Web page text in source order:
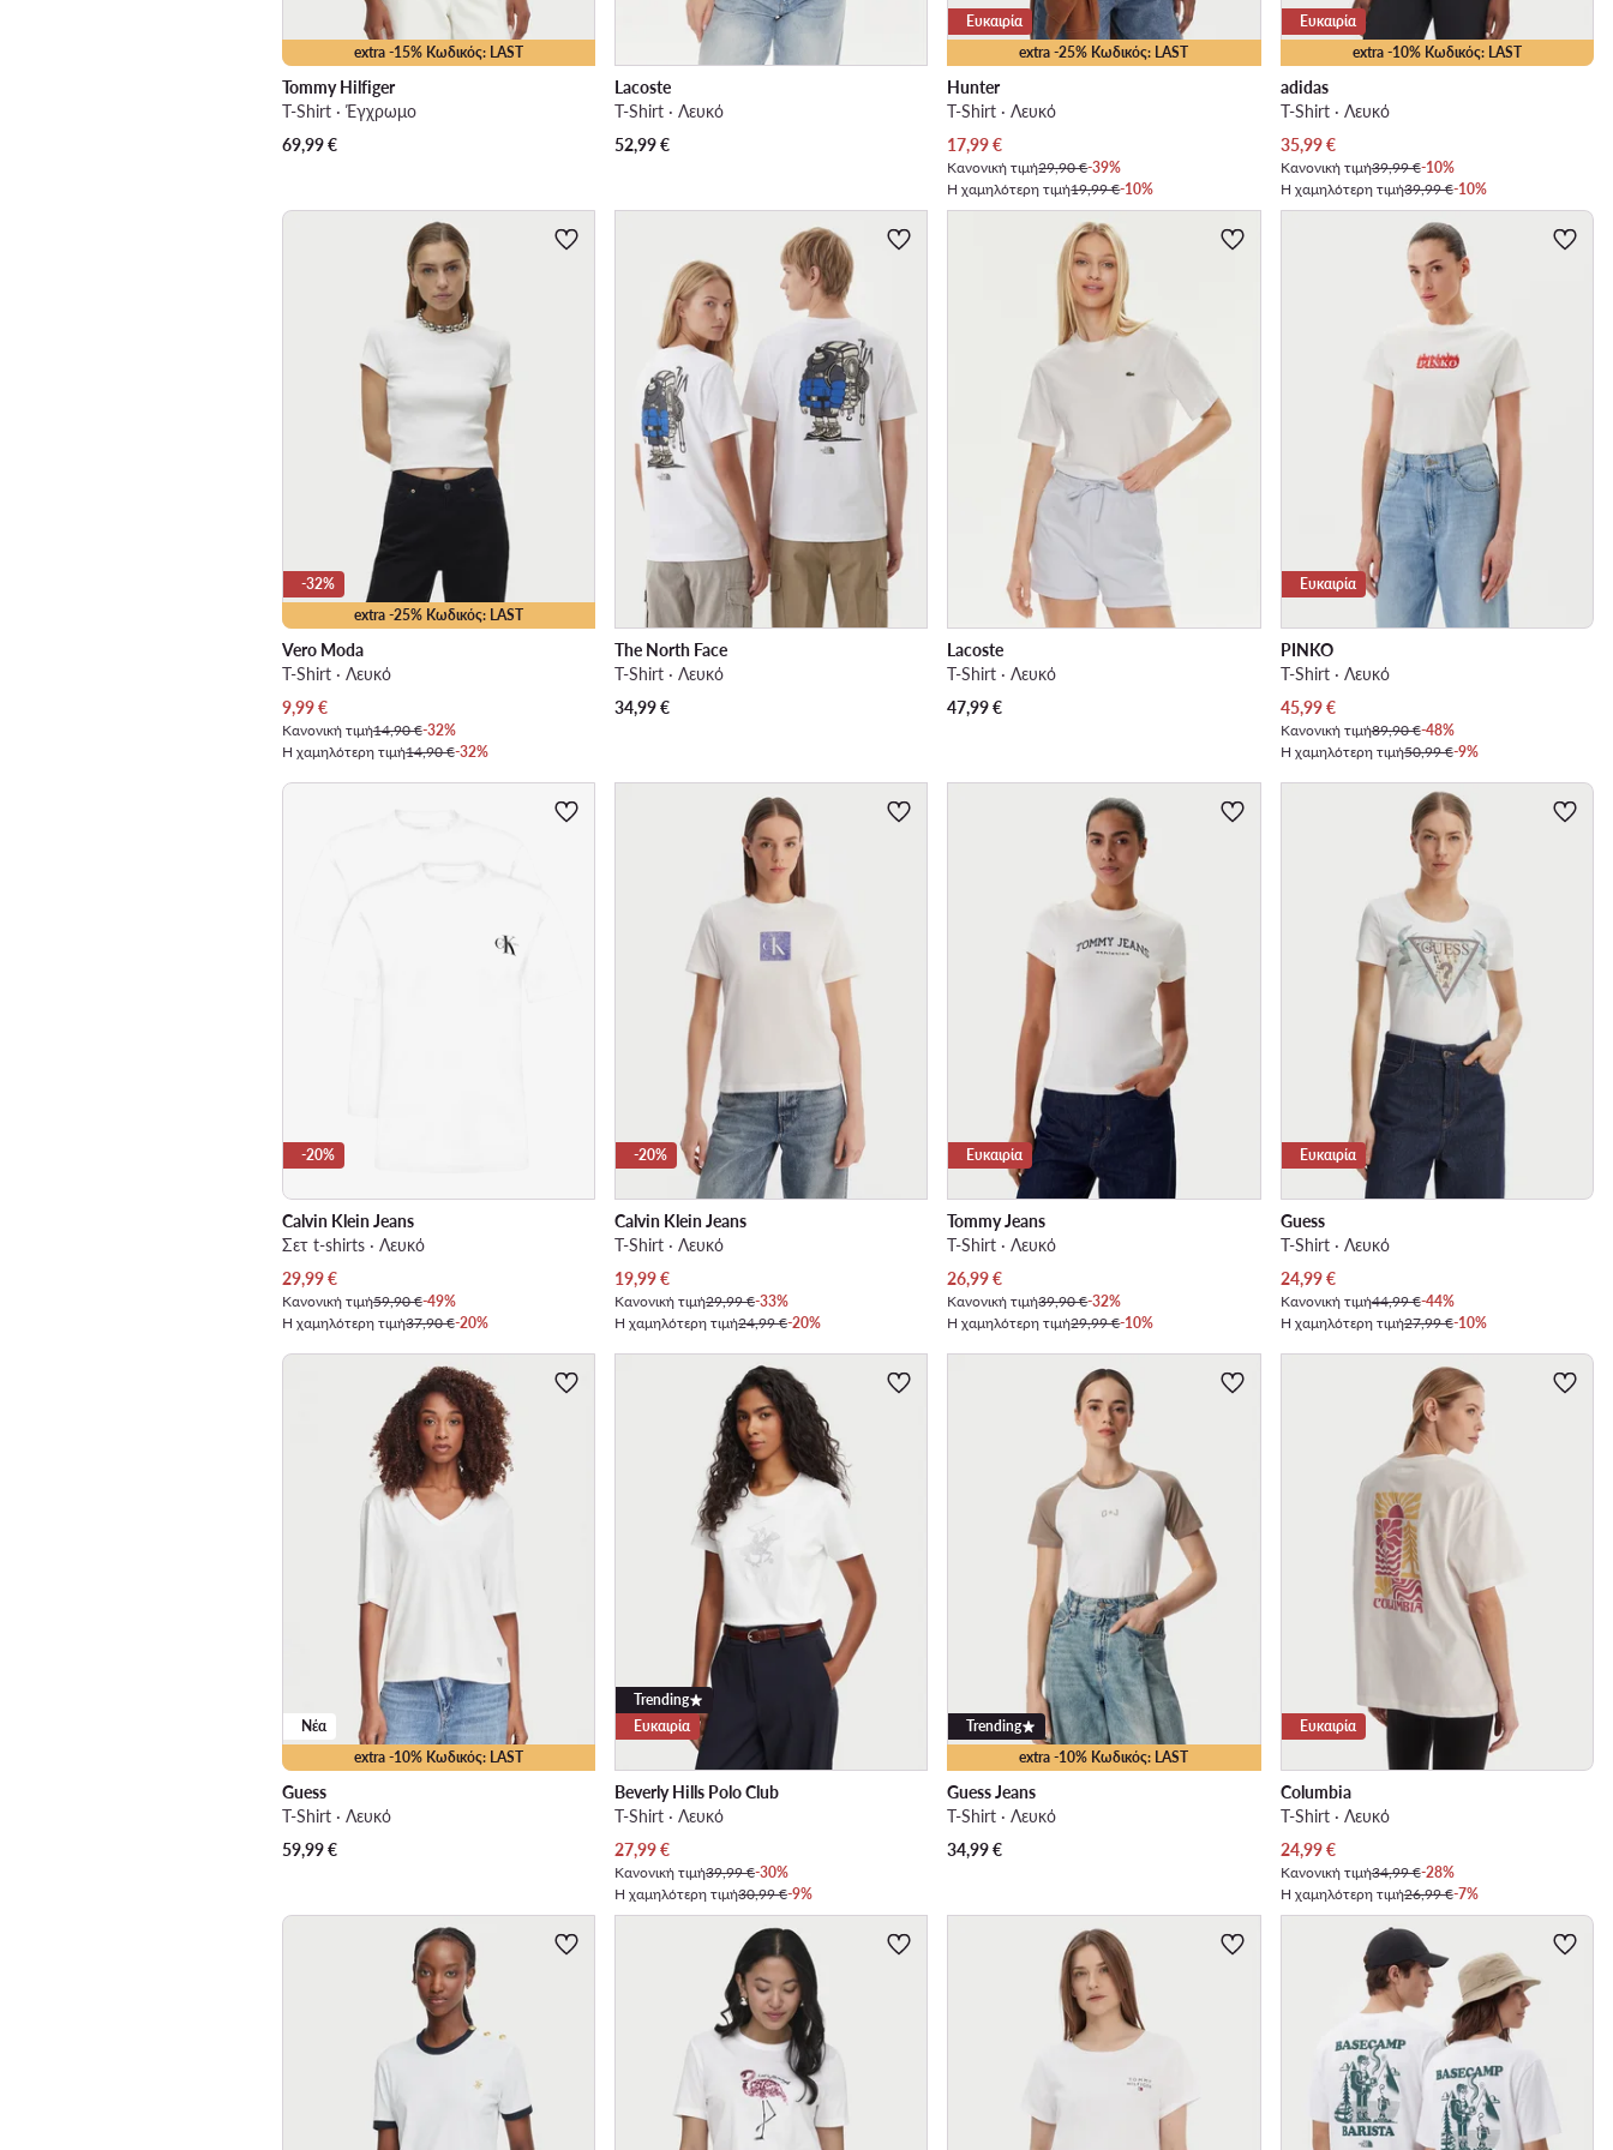
extra -15% Κωδικός: LAST
Tommy Hilfiger
T-Shirt · Έγχρωμο
69,99€
Lacoste
T-Shirt · Λευκό
52,99€
extra -25% Κωδικός: LAST
Ευκαιρία
Hunter
T-Shirt · Λευκό
Τρέχουσα τιμή
17,99€
Κανονική τιμή29,90 €-39%
Η χαμηλότερη τιμή19,99 €-10%
extra -10% Κωδικός: LAST
Ευκαιρία
adidas
T-Shirt · Λευκό
Τρέχουσα τιμή
35,99€
Κανονική τιμή39,99 €-10%
Η χαμηλότερη τιμή39,99 €-10%
extra -25% Κωδικός: LAST
-32%
Vero Moda
T-Shirt · Λευκό
Τρέχουσα τιμή
9,99€
Κανονική τιμή14,90 €-32%
Η χαμηλότερη τιμή14,90 €-32%
The North Face
T-Shirt · Λευκό
34,99€
Lacoste
T-Shirt · Λευκό
47,99€
Ευκαιρία
PINKO
T-Shirt · Λευκό
Τρέχουσα τιμή
45,99€
Κανονική τιμή89,90 €-48%
Η χαμηλότερη τιμή50,99 €-9%
-20%
Calvin Klein Jeans
Σετ t-shirts · Λευκό
Τρέχουσα τιμή
29,99€
Κανονική τιμή59,90 €-49%
Η χαμηλότερη τιμή37,90 €-20%
-20%
Calvin Klein Jeans
T-Shirt · Λευκό
Τρέχουσα τιμή
19,99€
Κανονική τιμή29,99 €-33%
Η χαμηλότερη τιμή24,99 €-20%
Ευκαιρία
Tommy Jeans
T-Shirt · Λευκό
Τρέχουσα τιμή
26,99€
Κανονική τιμή39,90 €-32%
Η χαμηλότερη τιμή29,99 €-10%
Ευκαιρία
Guess
T-Shirt · Λευκό
Τρέχουσα τιμή
24,99€
Κανονική τιμή44,99 €-44%
Η χαμηλότερη τιμή27,99 €-10%
extra -10% Κωδικός: LAST
Νέα
Guess
T-Shirt · Λευκό
59,99€
Trending
Ευκαιρία
Beverly Hills Polo Club
T-Shirt · Λευκό
Τρέχουσα τιμή
27,99€
Κανονική τιμή39,99 €-30%
Η χαμηλότερη τιμή30,99 €-9%
extra -10% Κωδικός: LAST
Trending
Guess Jeans
T-Shirt · Λευκό
34,99€
Ευκαιρία
Columbia
T-Shirt · Λευκό
Τρέχουσα τιμή
24,99€
Κανονική τιμή34,99 €-28%
Η χαμηλότερη τιμή26,99 €-7%